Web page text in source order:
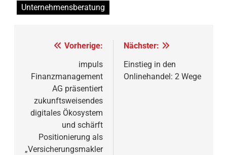
Unternehmensberatung
Beitragsnavigation
Vorherige:
impuls
Finanzmanagement
AG präsentiert
zukunftsweisendes
digitales Ökosystem
und schärft
Positionierung als
„Versicherungsmakler
Nächster:
Einstieg in den
Onlinehandel: 2 Wege